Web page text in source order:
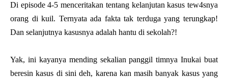
Di episode 4-5 menceritakan tentang kelanjutan kasus tew4snya
orang di kuil. Ternyata ada fakta tak terduga yang terungkap!
Dan selanjutnya kasusnya adalah hantu di sekolah?!
Yak, ini kayanya mending sekalian panggil timnya Inukai buat
beresin kasus di sini deh, karena kan masih banyak kasus yang